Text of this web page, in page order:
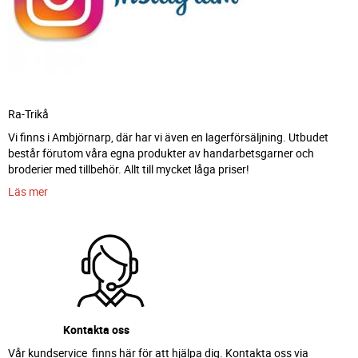
Ra-Trikå
Vi finns i Ambjörnarp, där har vi även en lagerförsäljning. Utbudet
består förutom våra egna produkter av handarbetsgarner och
broderier med tillbehör. Allt till mycket låga priser!
Läs mer
Kontakta oss
Vår kundservice finns här för att hjälpa dig. Kontakta oss via